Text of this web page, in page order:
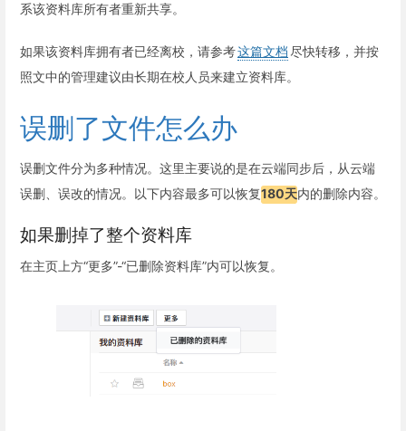
系该资料库所有者重新共享。
如果该资料库拥有者已经离校，请参考这篇文档 尽快转移，并按
照文中的管理建议由长期在校人员来建立资料库。
误删了文件怎么办
误删文件分为多种情况。这里主要说的是在云端同步后，从云端
误删、误改的情况。以下内容最多可以恢复180天内的删除内容。
如果删掉了整个资料库
在主页上方“更多”-“已删除资料库”内可以恢复。